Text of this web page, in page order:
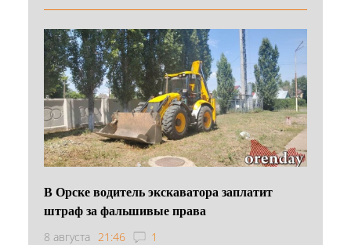
В Орске водитель экскаватора заплатит
штраф за фальшивые права
8 августа 21:46 1